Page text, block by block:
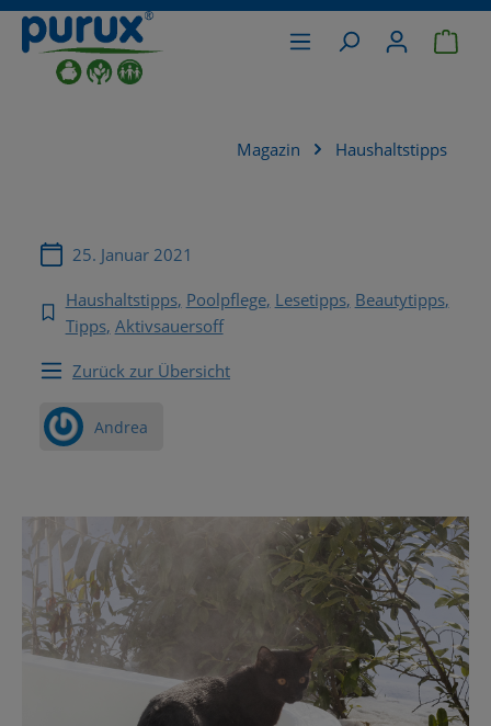
springen
Magazin Haushaltstipps
25. Januar 2021
Haushaltstipps Poolpflege Lesetipps Beautytipps
Tipps Aktivsauersoff
Zurück zur Übersicht
Andrea